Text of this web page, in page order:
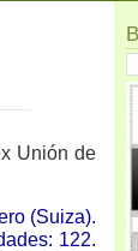
Unión de
(Suiza).
122.